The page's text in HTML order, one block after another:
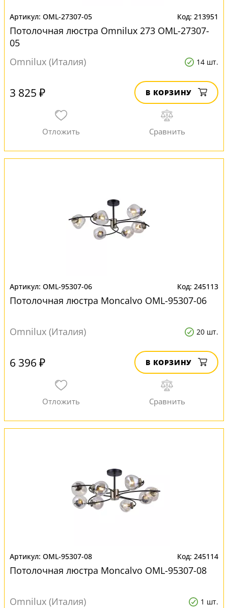
OML-27307-05 213951
Потолочная люстра Omnilux 273 OML-27307-
05
Omnilux (Италия)
14 шт.
3 825 ₽ В КОРЗИНУ
OML-95307-06 245113
Потолочная люстра Moncalvo OML-95307-06
Omnilux (Италия) 20 шт.
6 396 ₽ В КОРЗИНУ
OML-95307-08 245114
Потолочная люстра Moncalvo OML-95307-08
Omnilux (Италия) 1 шт.